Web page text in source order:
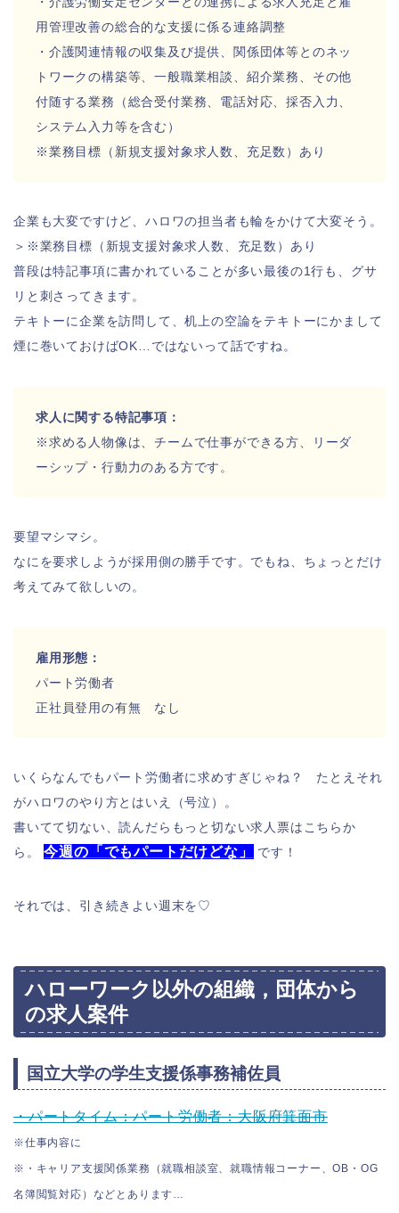
用管理改善の総合的な支援に係る連絡調整
・介護関連情報の収集及び提供、関係団体等とのネッ
トワークの構築等、一般職業相談、紹介業務、その他
付随する業務（総合受付業務、電話対応、採否入力、
システム入力等を含む）
※業務目標（新規支援対象求人数、充足数）あり
企業も大変ですけど、ハロワの担当者も輪をかけて大変そう。
＞※業務目標（新規支援対象求人数、充足数）あり
普段は特記事項に書かれていることが多い最後の1行も、グサ
リと刺さってきます。
テキトーに企業を訪問して、机上の空論をテキトーにかまして
煙に巻いておけばOK…ではないって話ですね。
求人に関する特記事項：
※求める人物像は、チームで仕事ができる方、リーダ
ーシップ・行動力のある方です。
要望マシマシ。
なにを要求しようが採用側の勝手です。でもね、ちょっとだけ
考えてみて欲しいの。
雇用形態：
パート労働者
正社員登用の有無 なし
いくらなんでもパート労働者に求めすぎじゃね？ たとえそれ
がハロワのやり方とはいえ（号泣）。
書いてて切ない、読んだらもっと切ない求人票はこちらか
ら。
今週の「でもパートだけどな」 です！
それでは、引き続きよい週末を♡
ハローワーク以外の組織，団体から
の求人案件
国立大学の学生支援係事務補佐員
・パートタイム：パート労働者：大阪府箕面市
※仕事内容に
※・キャリア支援関係業務（就職相談室、就職情報コーナー、OB・OG
名簿閲覧対応）などとあります…